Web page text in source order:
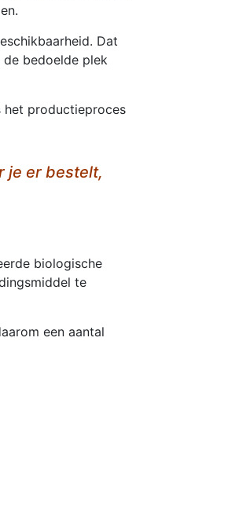
Dat
bedoelde plek
het productieproces
je er bestelt,
biologische
te
een aantal